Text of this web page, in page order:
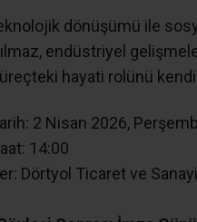
dönüşümü ile
endüstriyel
hayati rolünü
2 Nisan 2026,
14:00
Dörtyol Ticaret ve